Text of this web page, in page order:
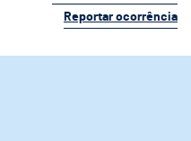
Reportar ocorrência